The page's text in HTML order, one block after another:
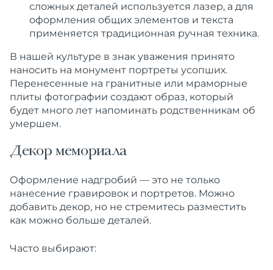
сложных деталей используется лазер, а для
оформления общих элементов и текста
применяется традиционная ручная техника.
В нашей культуре в знак уважения принято
наносить на монумент портреты усопших.
Перенесенные на гранитные или мраморные
плиты фотографии создают образ, который
будет много лет напоминать родственникам об
умершем.
Декор мемориала
Оформление надгробий — это не только
нанесение гравировок и портретов. Можно
добавить декор, но не стремитесь разместить
как можно больше деталей.
Часто выбирают: